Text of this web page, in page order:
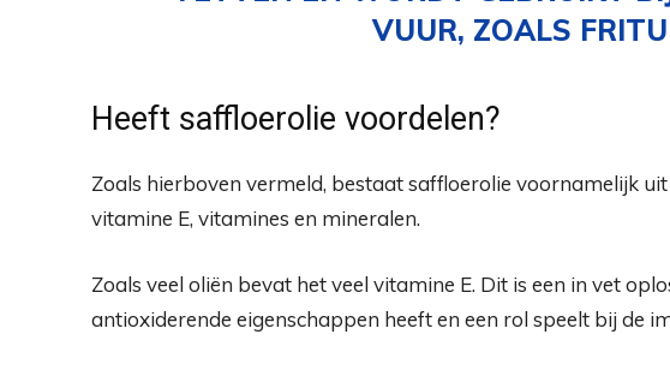
VUUR, ZOALS
Heeft saffloerolie voordelen?
Zoals hierboven vermeld, bestaat saffloerolie voornamelijk
vitamine E, vitamines en mineralen.
Zoals veel oliën bevat het veel vitamine E. Dit is een in vet
antioxiderende eigenschappen heeft en een rol speelt bij de